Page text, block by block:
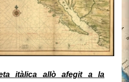
itàlica allò afegit a la